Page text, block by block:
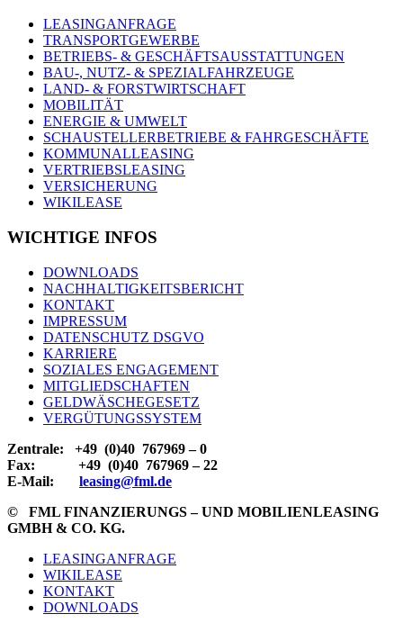
LEASINGANFRAGE
TRANSPORTGEWERBE
BETRIEBS- & GESCHÄFTSAUSSTATTUNGEN
BAU-, NUTZ- & SPEZIALFAHRZEUGE
LAND- & FORSTWIRTSCHAFT
MOBILITÄT
ENERGIE & UMWELT
SCHAUSTELLERBETRIEBE & FAHRGESCHÄFTE
KOMMUNALLEASING
VERTRIEBSLEASING
VERSICHERUNG
WIKILEASE
WICHTIGE INFOS
DOWNLOADS
NACHHALTIGKEITSBERICHT
KONTAKT
IMPRESSUM
DATENSCHUTZ DSGVO
KARRIERE
SOZIALES ENGAGEMENT
MITGLIEDSCHAFTEN
GELDWÄSCHEGESETZ
VERGÜTUNGSSYSTEM
Zentrale: +49 (0)40 767969 – 0
Fax: +49 (0)40 767969 – 22
E-Mail: leasing@fml.de
© FML FINANZIERUNGS – UND MOBILIENLEASING
GMBH & CO. KG.
LEASINGANFRAGE
WIKILEASE
KONTAKT
DOWNLOADS